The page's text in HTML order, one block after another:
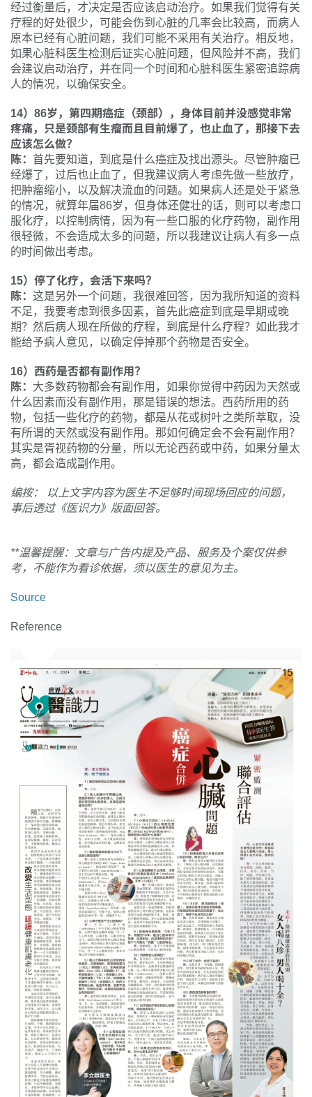
经过衡量后，才决定是否应该启动治疗。如果我们觉得有关
疗程的好处很少，可能会伤到心脏的几率会比较高，而病人
原本已经有心脏问题，我们可能不采用有关治疗。相反地，
如果心脏科医生检测后证实心脏问题，但风险并不高，我们
会建议启动治疗，并在同一个时间和心脏科医生紧密追踪病
人的情况，以确保安全。
14）86岁，第四期癌症（颈部），身体目前并没感觉非常
疼痛，只是颈部有生瘤而且目前爆了，也止血了，那接下去
应该怎么做？
陈： 首先要知道，到底是什么癌症及找出源头。尽管肿瘤已
经爆了，过后也止血了，但我建议病人考虑先做一些放疗，
把肿瘤缩小，以及解决流血的问题。如果病人还是处于紧急
的情况，就算年届86岁，但身体还健壮的话，则可以考虑口
服化疗，以控制病情，因为有一些口服的化疗药物，副作用
很轻微，不会造成太多的问题，所以我建议让病人有多一点
的时间做出考虑。
15）停了化疗，会活下来吗？
陈： 这是另外一个问题，我很难回答，因为我所知道的资料
不足，我要考虑到很多因素，首先此癌症到底是早期或晚
期？然后病人现在所做的疗程，到底是什么疗程？如此我才
能给予病人意见，以确定停掉那个药物是否安全。
16）西药是否都有副作用？
陈： 大多数药物都会有副作用，如果你觉得中药因为天然或
什么因素而没有副作用，那是错误的想法。西药所用的药
物，包括一些化疗的药物，都是从花或树叶之类所萃取，没
有所谓的天然或没有副作用。那如何确定会不会有副作用？
其实是胥视药物的分量，所以无论西药或中药，如果分量太
高，都会造成副作用。
编按： 以上文字内容为医生不足够时间现场回应的问题，
事后透过《医识力》版面回答。
**温馨提醒：文章与广告内提及产品、服务及个案仅供参
考，不能作为看诊依据，须以医生的意见为主。
Source
Reference